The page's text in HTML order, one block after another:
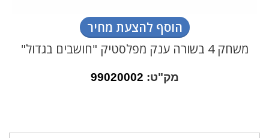
הוסף להצעת מחיר
משחק 4 בשורה ענק מפלסטיק "חושבים בגדול"
מק"ט: 99020002